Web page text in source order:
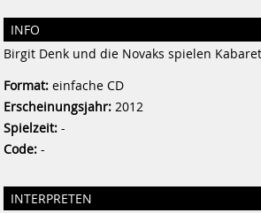
INFO
Birgit Denk und die Novaks spielen
Format: einfache CD
Erscheinungsjahr: 2012
Spielzeit: -
Code: -
INTERPRETEN